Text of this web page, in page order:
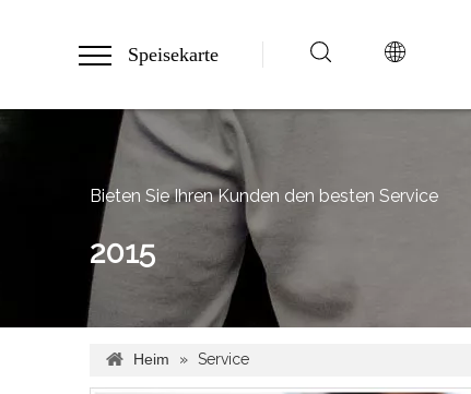
Speisekarte
Bieten Sie Ihren Kunden den besten Service
2015
Heim » Service